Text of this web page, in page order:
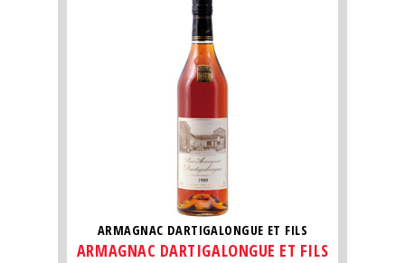
ARMAGNAC DARTIGALONGUE ET FILS
ARMAGNAC DARTIGALONGUE ET FILS